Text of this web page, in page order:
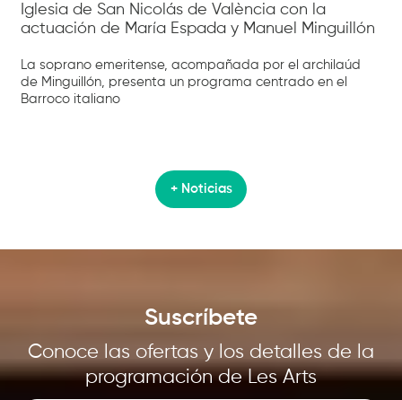
Iglesia de San Nicolás de València con la
actuación de María Espada y Manuel Minguillón
La soprano emeritense, acompañada por el archilaúd
de Minguillón, presenta un programa centrado en el
Barroco italiano
+ Noticias
Suscríbete
Conoce las ofertas y los detalles de la
programación de Les Arts